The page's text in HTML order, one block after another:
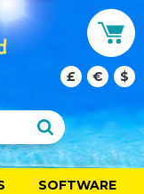
£ € $
SOFTWARE